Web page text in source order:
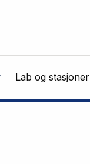
Lab og stasjoner